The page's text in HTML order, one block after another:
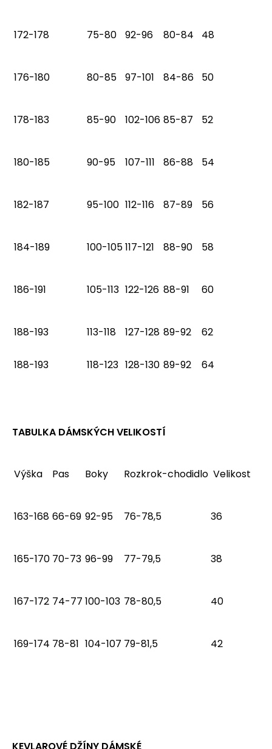
172-178 75-80 92-96 80-84 48
176-180 80-85 97-101 84-86 50
178-183 85-90 102-106 85-87 52
180-185 90-95 107-111 86-88 54
182-187 95-100 112-116 87-89 56
184-189 100-105117-121 88-90 58
186-191 105-113 122-126 88-91 60
188-193 113-118 127-128 89-92 62
188-193 118-123 128-130 89-92 64
TABULKA DÁMSKÝCH VELIKOSTÍ
Výška Pas Boky Rozkrok-chodidlo Velikost
163-168 66-69 92-95 76-78,5 36
165-170 70-73 96-99 77-79,5 38
167-172 74-77 100-103 78-80,5 40
169-174 78-81 104-107 79-81,5 42
KEVLAROVÉ DŽÍNY DÁMSKÉ